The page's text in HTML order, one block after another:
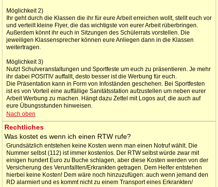
Möglichkeit 2)
Ihr geht durch die Klassen die ihr für eure Arbeit erreichen wollt, stellt euch vor
und verteilt kleine Flyer, die das wichtigste von eurer Arbeit rüberbringen.
Außerdem könnt ihr euch in Sitzungen des Schülerrats vorstellen. Die
jeweiligen Klassensprecher können eure Anliegen dann in die Klassen
weitertragen.
Möglichkeit 3)
Nutzt Schulveranstaltungen und Sportfeste um euch zu präsentieren. Je mehr
ihr dabei POSITIV auffallt, desto besser ist die Werbung für euch.
Die Präsentation kann in Form von Infoständen geschehen. Bei Sportfesten
ist es von Vorteil eine auffällige Sanitätsstation aufzustellen um neben eurer
Arbeit Werbung zu machen. Hängt dazu Zettel mit Logos auf, die auch auf
eure Übungsstunden hinweisen.
Nach oben
Rechtliches
Was kostet es wenn ich einen RTW rufe?
Grundsätzlich entstehen keine Kosten wenn man einen Notruf wählt. Die
Nummer selbst (112) ist immer kostenlos. Der RTW selbst würde zwar mit
einigen hundert Euro zu Buche schlagen, aber diese Kosten werden von der
Versicherung des Verunfallten/Erkrankten getragen. Dem Helfer entstehen
hierbei keine Kosten! Dem wäre noch hinzuzufügen: auch wenn jemand den
RD alarmiert und es kommt nicht zu einem Transport eines Erkrankten/